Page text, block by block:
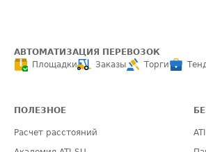
АВТОМАТИЗАЦИЯ ПЕРЕВОЗОК
Площадки
Заказы Торги
ПОЛЕЗНОЕ
Расчет расстояний